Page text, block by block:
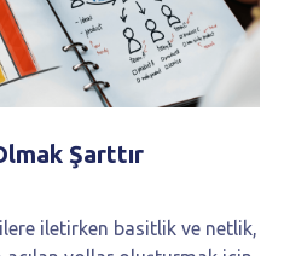
Şarttır
iletirken basitlik ve netlik,